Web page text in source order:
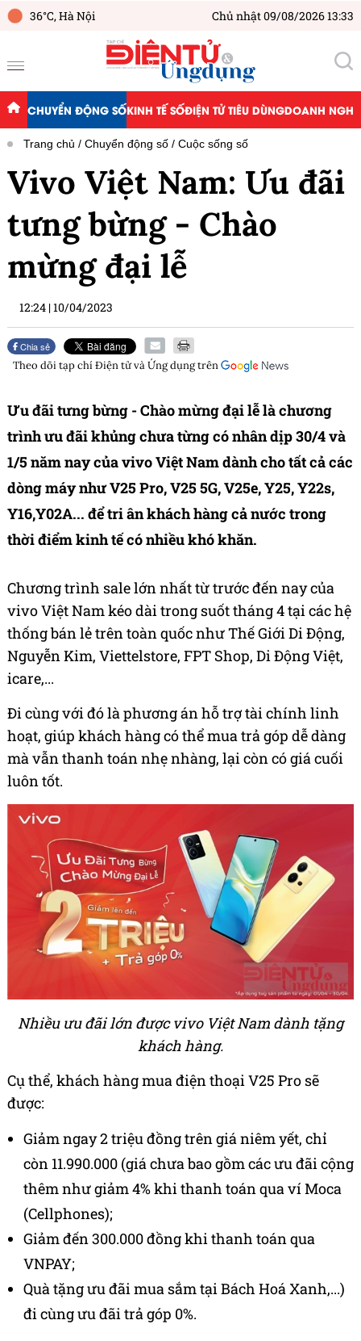
36°C,Hà Nội Chủ nhật 09/08/2026 13:33
CHUYỂN ĐỘNG SỐKINH TẾ SỐĐIỆN TỬ TIÊU DÙNGDOANH
Trang chủ Chuyển động số Cuộc sống số
Vivo Việt Nam: Ưu đãi
tưng bừng - Chào
mừng đại lễ
12:24 |10/04/2023
Chia sẻ
Theo dõi tạp chíĐiện tử và Ứng dụngtrên
Ưu đãi tưng bừng - Chào mừng đại lễ là chương
trình ưu đãi khủng chưa từng có nhân dịp 30/4 và
1/5 năm nay của vivo Việt Nam dành cho tất cả các
dòng máy như V25 Pro, V25 5G, V25e, Y25, Y22s,
Y16,Y02A... để tri ân khách hàng cả nước trong
thời điểm kinh tế có nhiều khó khăn.
Chương trình sale lớn nhất từ trước đến nay của
vivo Việt Nam kéo dài trong suốt tháng 4 tại các hệ
thống bán lẻ trên toàn quốc như Thế Giới Di Động,
Nguyễn Kim, Viettelstore, FPT Shop, Di Động Việt,
icare,...
Đi cùng với đó là phương án hỗ trợ tài chính linh
hoạt, giúp khách hàng có thể mua trả góp dễ dàng
mà vẫn thanh toán nhẹ nhàng, lại còn có giá cuối
luôn tốt.
Nhiều ưu đãi lớn được vivo Việt Nam dành tặng
khách hàng.
Cụ thể, khách hàng mua điện thoại V25 Pro sẽ
được:
Giảm ngay 2 triệu đồng trên giá niêm yết, chỉ
còn 11.990.000 (giá chưa bao gồm các ưu đãi cộng
thêm như giảm 4% khi thanh toán qua ví Moca
(Cellphones);
Giảm đến 300.000 đồng khi thanh toán qua
VNPAY;
Quà tặng ưu đãi mua sắm tại Bách Hoá Xanh,...)
đi cùng ưu đãi trả góp 0%.